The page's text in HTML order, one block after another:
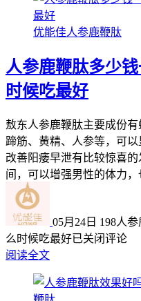
优能佳人参鹿鞭肽
人参鹿鞭肽多少
时候吃最好
敖东人参鹿鞭肽主要成份
蹄筋、黄精、人参等，可
改善阳痿早泄有比较惊喜
间，可以增强男性的体力
05月24日 198人
么时候吃最好已关闭评论
阅读全文